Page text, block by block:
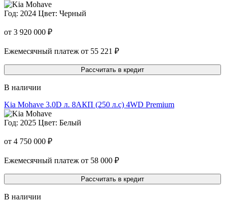
Год: 2024 Цвет: Черный
от 3 920 000 ₽
Ежемесячный платеж от 55 221 ₽
Рассчитать в кредит
В наличии
Kia Mohave 3.0D л. 8AКП (250 л.с) 4WD Premium
Год: 2025 Цвет: Белый
от 4 750 000 ₽
Ежемесячный платеж от 58 000 ₽
Рассчитать в кредит
В наличии